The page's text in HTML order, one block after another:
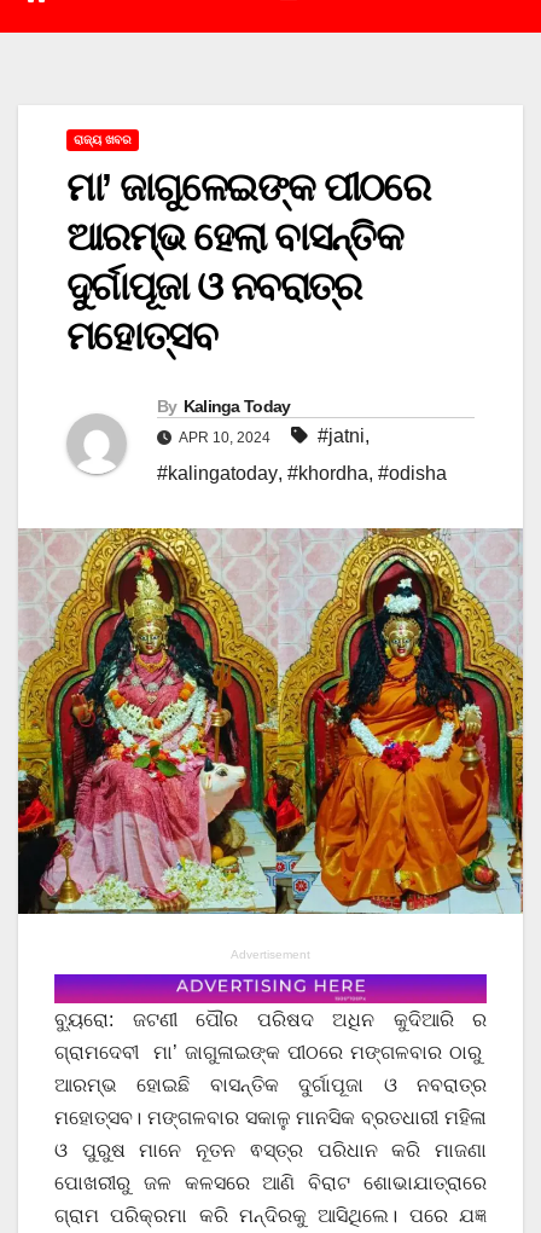
ରାଜ୍ୟ ଖବର
ମା’ ଜାଗୁଳେଇଙ୍କ ପୀଠରେ
ଆରମ୍ଭ ହେଲା ବାସନ୍ତିକ
ଦୁର୍ଗାପୂଜା ଓ ନବରାତ୍ର
ମହୋତ୍ସବ
By Kalinga Today
APR 10, 2024 #jatni,
#kalingatoday, #khordha, #odisha
Advertisement
ବ୍ୟୁରୋ: ଜଟଣୀ ପୌର ପରିଷଦ ଅଧିନ କୁଦିଆରି ର
ଗ୍ରାମଦେବୀ ମା’ ଜାଗୁଳାଇଙ୍କ ପୀଠରେ ମଙ୍ଗଳବାର ଠାରୁ
ଆରମ୍ଭ ହୋଇଛି ବାସନ୍ତିକ ଦୁର୍ଗାପୂଜା ଓ ନବରାତ୍ର
ମହୋତ୍ସବ। ମଙ୍ଗଳବାର ସକାଳୁ ମାନସିକ ବ୍ରତଧାରୀ ମହିଳା
ଓ ପୁରୁଷ ମାନେ ନୂତନ ଵସ୍ତ୍ର ପରିଧାନ କରି ମାଜଣା
ପୋଖରୀରୁ ଜଳ କଳସରେ ଆଣି ବିରାଟ ଶୋଭାଯାତ୍ରାରେ
ଗ୍ରାମ ପରିକ୍ରମା କରି ମନ୍ଦିରକୁ ଆସିଥିଲେ। ପରେ ଯଜ୍ଞ